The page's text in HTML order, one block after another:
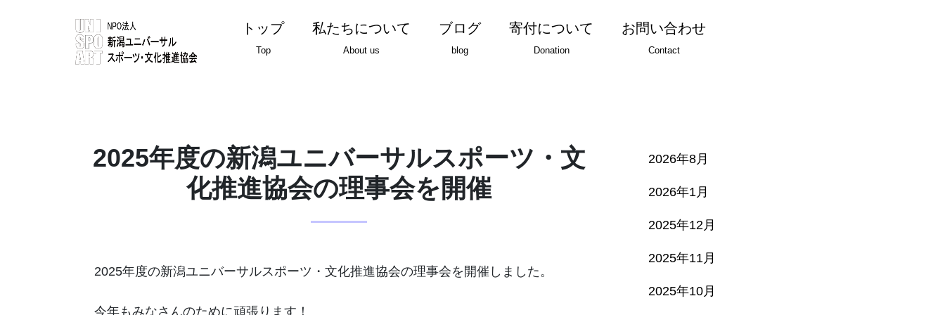
トップ
Top
私たちについて
About us
ブログ
blog
寄付について
Donation
お問い合わせ
Contact
2025年度の新潟ユニバーサルスポーツ・文
化推進協会の理事会を開催
2025年度の新潟ユニバーサルスポーツ・文化推進協会の理事会を開催しました。
今年もみなさんのために頑張ります！
2026年8月
2026年1月
2025年12月
2025年11月
2025年10月